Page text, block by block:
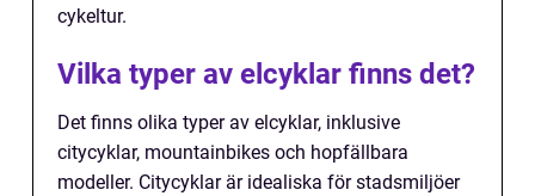
cykeltur.
Vilka typer av elcyklar finns det?
Det finns olika typer av elcyklar, inklusive
citycyklar, mountainbikes och hopfällbara
modeller. Citycyklar är idealiska för stadsmiljöer